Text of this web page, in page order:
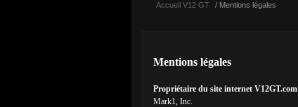
Accueil V12 GT / Mentions légales
Mentions légales
Propriétaire du site internet V12GT.com
Mark1, Inc.